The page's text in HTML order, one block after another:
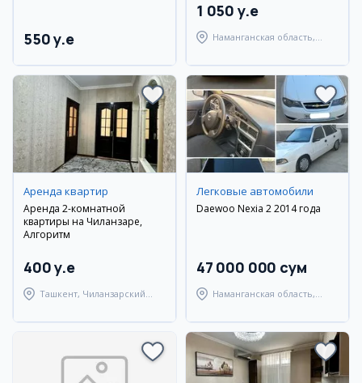
550 y.e
1 050 y.e
Наманганская область,
Аренда квартир
Аренда 2-комнатной
квартиры на Чиланзаре,
Алгоритм
400 y.e
Ташкент, Чиланзарский
Легковые автомобили
Daewoo Nexia 2 2014 года
47 000 000 сум
Наманганская область,